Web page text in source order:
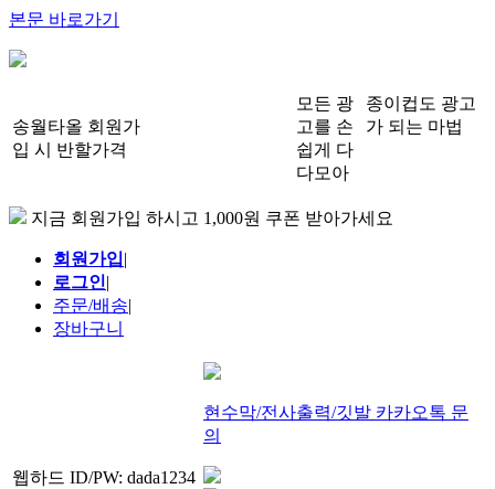
본문 바로가기
송월타올 회원가
입 시 반할가격
모든 광
고를 손
쉽게 다
다모아
종이컵도 광고
가 되는 마법
지금 회원가입 하시고 1,000원 쿠폰 받아가세요
회원가입|
로그인|
주문/배송|
장바구니
웹하드 ID/PW: dada1234
현수막/전사출력/깃발 카카오톡 문
의